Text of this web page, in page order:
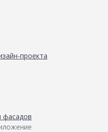
проекта
фасадов